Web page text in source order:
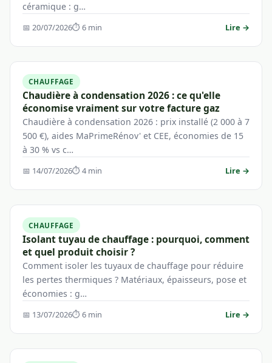
céramique : g…
📅 20/07/2026⏱ 6 min Lire →
CHAUFFAGE
Chaudière à condensation 2026 : ce qu'elle
économise vraiment sur votre facture gaz
Chaudière à condensation 2026 : prix installé (2 000 à 7
500 €), aides MaPrimeRénov' et CEE, économies de 15
à 30 % vs c…
📅 14/07/2026⏱ 4 min Lire →
CHAUFFAGE
Isolant tuyau de chauffage : pourquoi, comment
et quel produit choisir ?
Comment isoler les tuyaux de chauffage pour réduire
les pertes thermiques ? Matériaux, épaisseurs, pose et
économies : g…
📅 13/07/2026⏱ 6 min Lire →